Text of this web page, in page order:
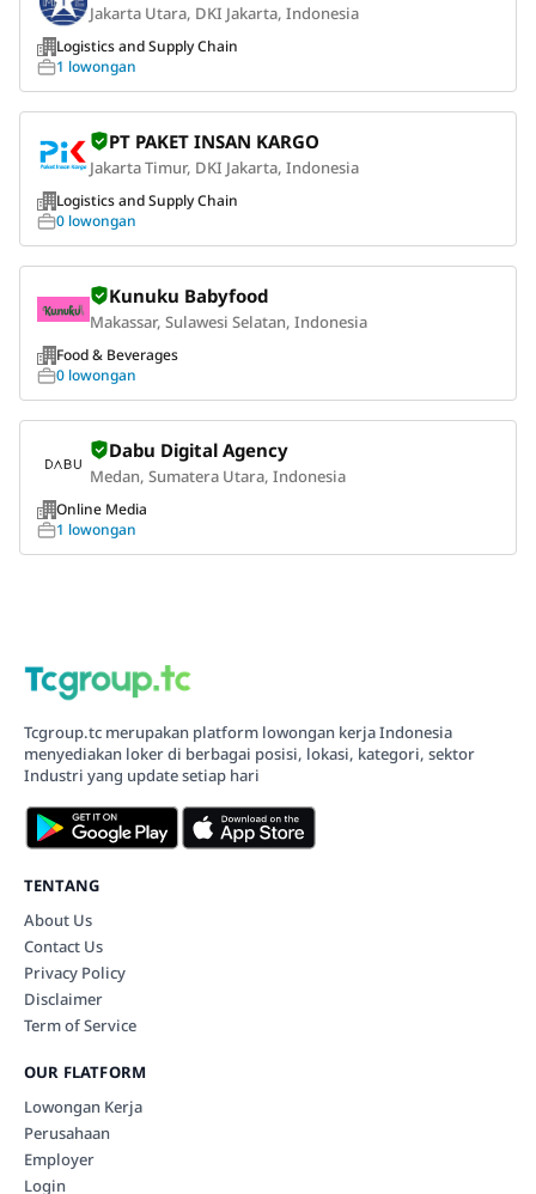
Jakarta Utara, DKI Jakarta, Indonesia
Logistics and Supply Chain
1 lowongan
PT PAKET INSAN KARGO
Jakarta Timur, DKI Jakarta, Indonesia
Logistics and Supply Chain
0 lowongan
Kunuku Babyfood
Makassar, Sulawesi Selatan, Indonesia
Food & Beverages
0 lowongan
Dabu Digital Agency
Medan, Sumatera Utara, Indonesia
Online Media
1 lowongan
Tcgroup.tc merupakan platform lowongan kerja Indonesia
menyediakan loker di berbagai posisi, lokasi, kategori, sektor
Industri yang update setiap hari
TENTANG
About Us
Contact Us
Privacy Policy
Disclaimer
Term of Service
OUR FLATFORM
Lowongan Kerja
Perusahaan
Employer
Login